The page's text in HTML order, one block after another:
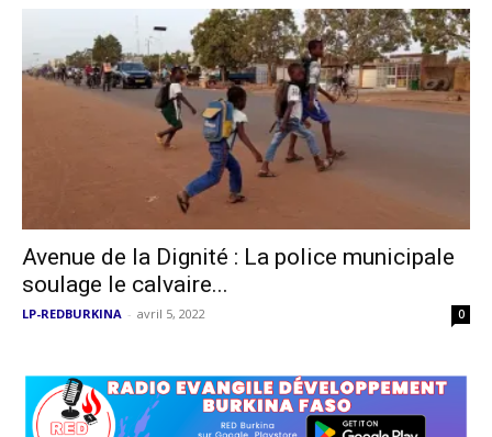
Avenue de la Dignité : La police municipale
soulage le calvaire...
LP-REDBURKINA - avril 5, 2022 0